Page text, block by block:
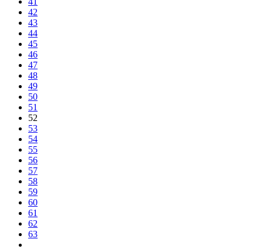
42
43
44
45
46
47
48
49
50
51
52
53
54
55
56
57
58
59
60
61
62
63